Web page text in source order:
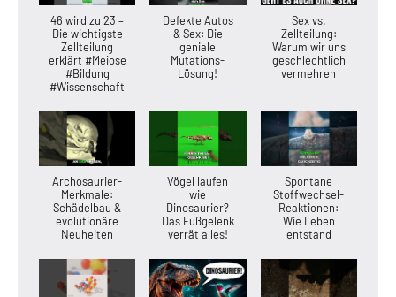
46 wird zu 23 –
Die wichtigste
Zellteilung
erklärt #Meiose
#Bildung
#Wissenschaft
Defekte Autos
& Sex: Die
geniale
Mutations-
Lösung!
Sex vs.
Zellteilung:
Warum wir uns
geschlechtlich
vermehren
Archosaurier-
Merkmale:
Schädelbau &
evolutionäre
Neuheiten
Vögel laufen
wie
Dinosaurier?
Das Fußgelenk
verrät alles!
Spontane
Stoffwechsel-
Reaktionen:
Wie Leben
entstand